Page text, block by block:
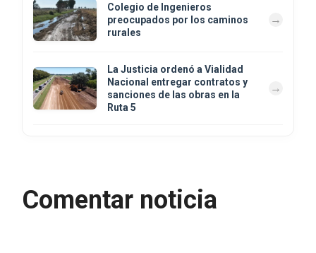
Colegio de Ingenieros
preocupados por los caminos
rurales
La Justicia ordenó a Vialidad
Nacional entregar contratos y
sanciones de las obras en la
Ruta 5
Comentar noticia